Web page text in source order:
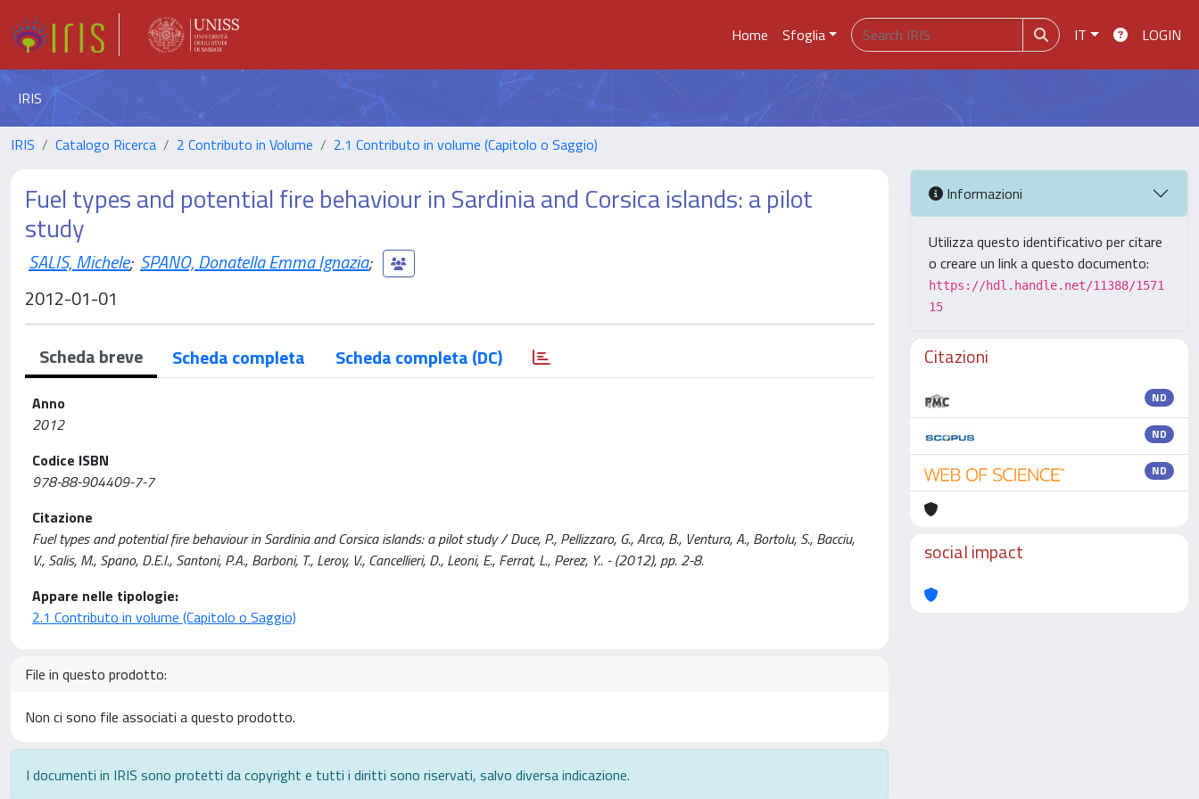
Home Sfoglia IT LOGIN
IRIS
IRIS Catalogo Ricerca 2 Contributo in Volume 2.1 Contributo in volume (Capitolo o Saggio)
Fuel types and potential fire behaviour in Sardinia and Corsica islands: a pilot
study
SALIS, Michele; SPANO, Donatella Emma Ignazia;
2012-01-01
Scheda breve Scheda completa Scheda completa (DC)
Anno
2012
Codice ISBN
978-88-904409-7-7
Citazione
Fuel types and potential fire behaviour in Sardinia and Corsica islands: a pilot study / Duce, P., Pellizzaro, G., Arca, B., Ventura, A., Bortolu, S., Bacciu,
V., Salis, M., Spano, D.E.I., Santoni, P.A., Barboni, T., Leroy, V., Cancellieri, D., Leoni, E., Ferrat, L., Perez, Y.. - (2012), pp. 2-8.
Appare nelle tipologie:
2.1 Contributo in volume (Capitolo o Saggio)
File in questo prodotto:
Non ci sono file associati a questo prodotto.
I documenti in IRIS sono protetti da copyright e tutti i diritti sono riservati, salvo diversa indicazione.
Informazioni
Utilizza questo identificativo per citare
o creare un link a questo documento:
https://hdl.handle.net/11388/1571
15
Citazioni
ND
ND
ND
social impact